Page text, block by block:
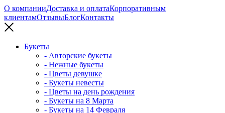
О компанииДоставка и оплатаКорпоративным
клиентамОтзывыБлогКонтакты
Букеты
- Авторские букеты
- Нежные букеты
- Цветы девушке
- Букеты невесты
- Цветы на день рождения
- Букеты на 8 Марта
- Букеты на 14 Февраля